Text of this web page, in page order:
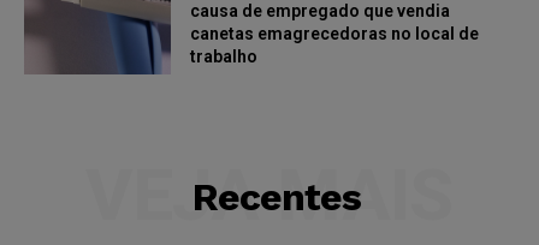
causa de empregado que vendia
canetas emagrecedoras no local de
trabalho
Recentes
VEJA MAIS